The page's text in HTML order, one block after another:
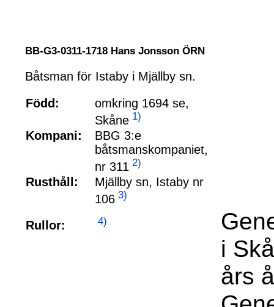
BB-G3-0311-1718 Hans Jonsson ÖRN
Båtsman för Istaby i Mjällby sn.
Född:
omkring 1694 se,
Skåne 1)
Kompani:
BBG 3:e
båtsmanskompaniet,
nr 311 2)
Rusthåll:
Mjällby sn, Istaby nr
106 3)
Rullor: 4)
i
års